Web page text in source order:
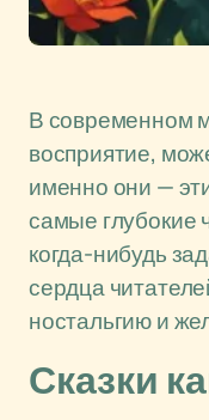
В современном
восприятие,
именно они —
самые глубокие
когда-нибудь
сердца
ностальгию и
Сказки